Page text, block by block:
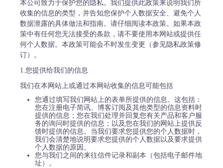
本公司致力于保护您的隐私。我们提供此政策来说明我们所
收集的信息的类型，并告知您保护个人数据安全、避免个人
数据泄露的具体做法和指南。请仔细阅读本政策。如果本政
策中有任何您无法接受的条款，请不要使用本网站或提供任
何个人数据。本政策可能会不时发生变更（参见隐私政策修
订）。
1.您提供给我们的信息
我们在本网站上或通过本网站收集的信息可能包括
您通过填写我们网站上的表单所提供的信息。这包括：
您在注册电子简讯、博客订阅及其他类型的信息资料时
提供的信息；您在我们处理并回复您有关产品和客户服
务的询问时提供的信息；以及您在我们的网站上提供反
馈时提供的信息。当我们要求您提供您的个人数据时，
我们会清楚地说明要求您提供的个人数据以及要求提供
个人数据的原因。
您与我们之间的来往信件记录和副本（包括电子邮件地
址）。